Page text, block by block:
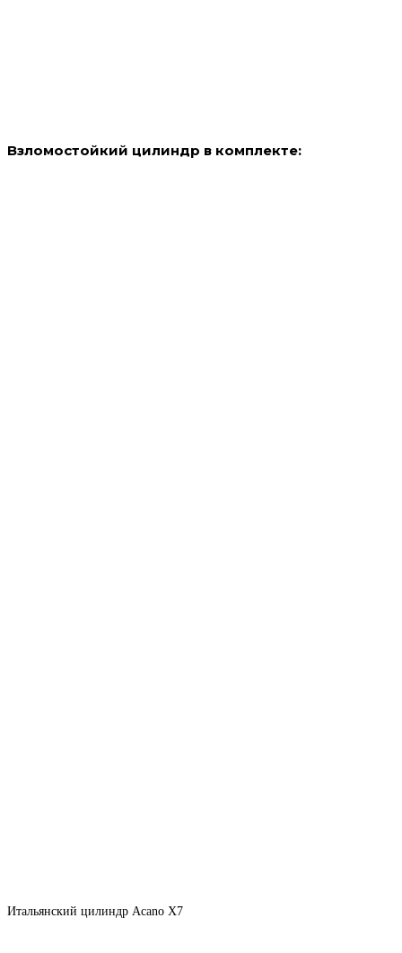
Взломостойкий цилиндр в комплекте:
Итальянский цилиндр Acano X7